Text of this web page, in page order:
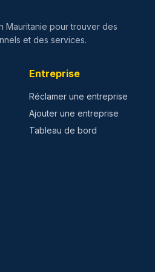
Mauritanie pour trouver des
et des services.
Entreprise
Réclamer une entreprise
Ajouter une entreprise
Tableau de bord